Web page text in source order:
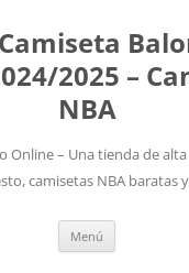
2025 –
NBA
Online – Una tienda de
camisetas NBA baratas
Menú